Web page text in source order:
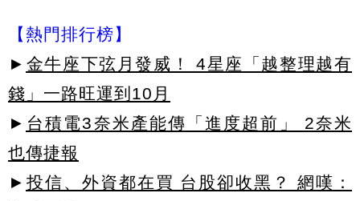
【熱門排行榜】
► 金牛座下弦月發威！ 4星座「越整理越有
錢」一路旺運到10月
► 台積電3奈米產能傳「進度超前」 2奈米
也傳捷報
► 投信、外資都在買 台股卻收黑？ 網嘆：